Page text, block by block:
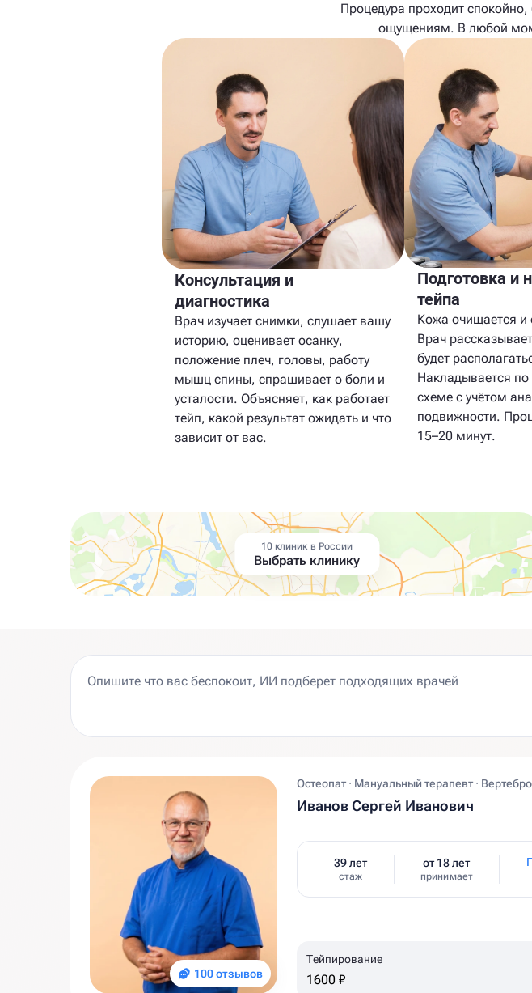
Процедура проходит
ощущениям. В любой
Консультация и
диагностика
Врач изучает снимки, слушает вашу
историю, оценивает осанку,
положение плеч, головы, работу
мышц спины, спрашивает о боли и
усталости. Объясняет, как работает
тейп, какой результат ожидать и что
зависит от вас.
Подготовка и
тейпа
Кожа очищается и
Врач
будет
Накладывается
схеме с учётом
подвижности.
15–20 минут.
10 клиник в России
Выбрать клинику
100 отзывов
Остеопат · Мануальный терапевт ·
Иванов Сергей Иванович
39 лет
стаж
от 18 лет
принимает
Тейпирование
1600 ₽